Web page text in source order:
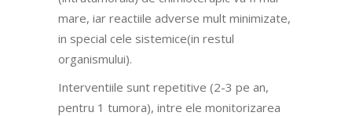
mare, iar reactiile adverse mult minimizate,
in special cele sistemice(in restul
organismului).
Interventiile sunt repetitive (2-3 pe an,
pentru 1 tumora), intre ele monitorizarea